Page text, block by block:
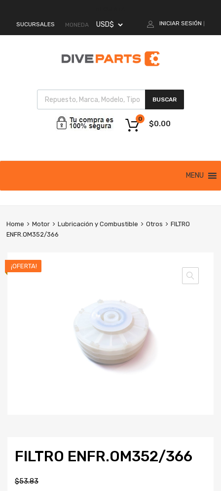
SUCURSALES MONEDA INICIAR SESIÓN
BUSCAR
$0.00
0
MENU
Home Motor Lubricación y Combustible Otros
FILTRO
ENFR.OM352/366
¡OFERTA!
FILTRO ENFR.OM352/366
$53.83